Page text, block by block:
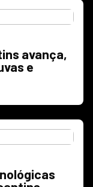
avança,
e